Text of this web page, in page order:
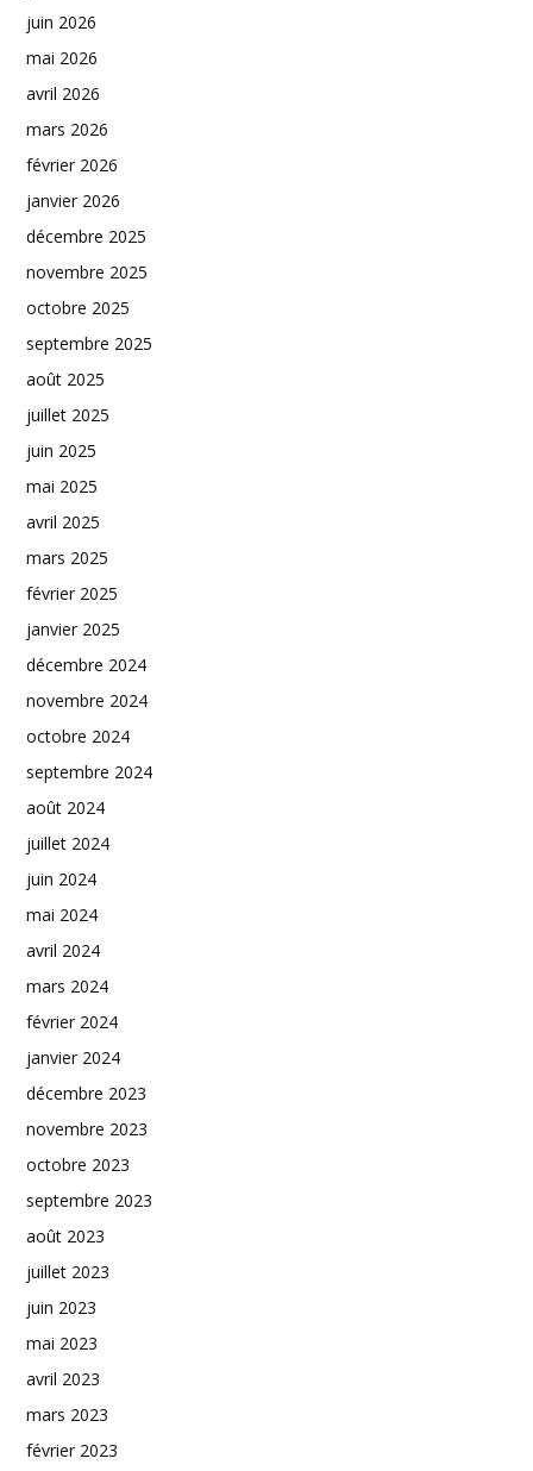
juin 2026
mai 2026
avril 2026
mars 2026
février 2026
janvier 2026
décembre 2025
novembre 2025
octobre 2025
septembre 2025
août 2025
juillet 2025
juin 2025
mai 2025
avril 2025
mars 2025
février 2025
janvier 2025
décembre 2024
novembre 2024
octobre 2024
septembre 2024
août 2024
juillet 2024
juin 2024
mai 2024
avril 2024
mars 2024
février 2024
janvier 2024
décembre 2023
novembre 2023
octobre 2023
septembre 2023
août 2023
juillet 2023
juin 2023
mai 2023
avril 2023
mars 2023
février 2023